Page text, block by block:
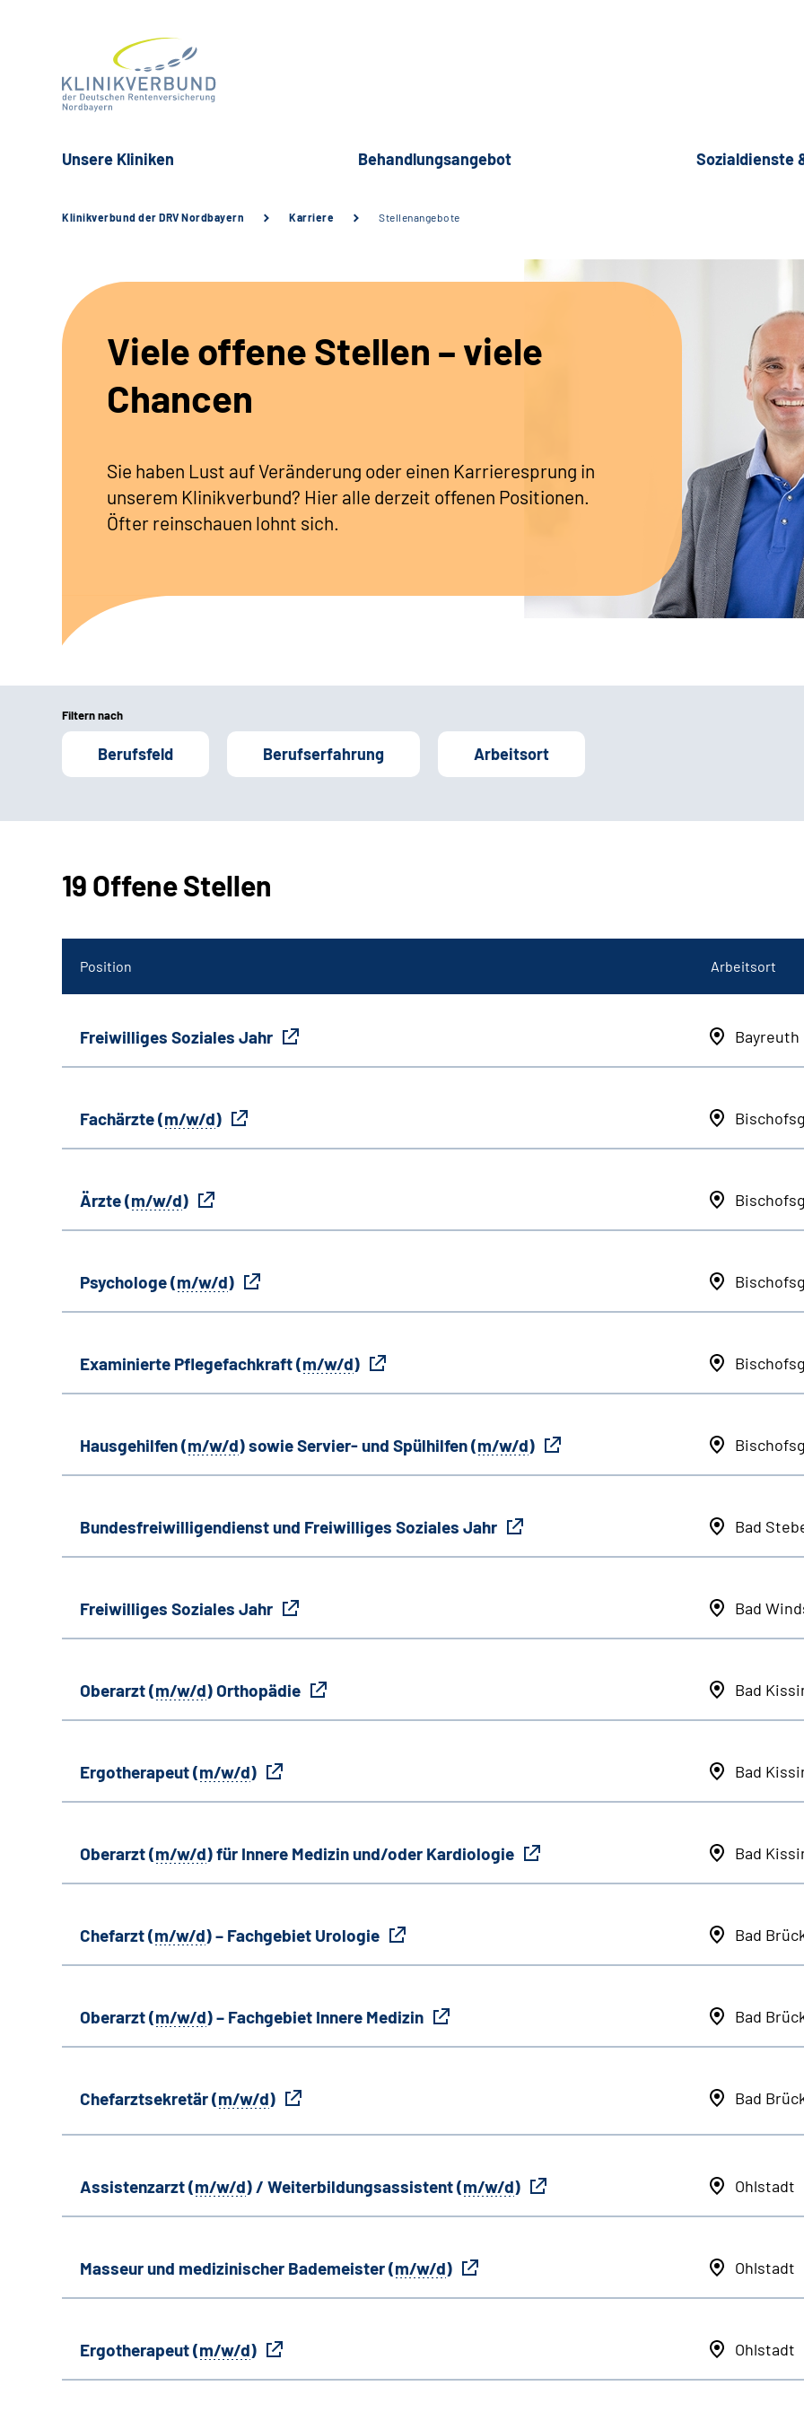
Unsere Kliniken Behandlungsangebot Sozialdienste
Klinikverbund der DRV Nordbayern Karriere Stellenangebote
Viele offene Stellen – viele
Chancen
Sie haben Lust auf Veränderung oder einen Karrieresprung in
unserem Klinikverbund? Hier alle derzeit offenen Positionen.
Öfter reinschauen lohnt sich.
Filtern nach
Berufsfeld Berufserfahrung Arbeitsort
19 Offene Stellen
Position Arbeitsort
Freiwilliges Soziales Jahr Bayreuth
Fachärzte (m/w/d)
Ärzte (m/w/d)
Psychologe (m/w/d)
Examinierte Pflegefachkraft (m/w/d)
Hausgehilfen (m/w/d) sowie Servier- und Spülhilfen (m/w/d)
Bundesfreiwilligendienst und Freiwilliges Soziales Jahr Bad
Freiwilliges Soziales Jahr Bad
Oberarzt (m/w/d) Orthopädie Bad
Ergotherapeut (m/w/d) Bad
Oberarzt (m/w/d) für Innere Medizin und/oder Kardiologie Bad
Chefarzt (m/w/d) – Fachgebiet Urologie Bad
Oberarzt (m/w/d) – Fachgebiet Innere Medizin Bad
Chefarztsekretär (m/w/d) Bad
Assistenzarzt (m/w/d) / Weiterbildungsassistent (m/w/d) Ohlstadt
Masseur und medizinischer Bademeister (m/w/d) Ohlstadt
Ergotherapeut (m/w/d) Ohlstadt